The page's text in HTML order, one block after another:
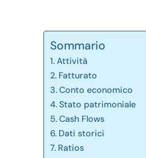
Sommario
Attività
Fatturato
Conto economico
Stato patrimoniale
Cash Flows
Dati storici
Ratios